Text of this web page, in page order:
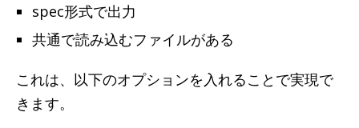
spec形式で出力
共通で読み込むファイルがある
これは、以下のオプションを入れることで実現で
きます。